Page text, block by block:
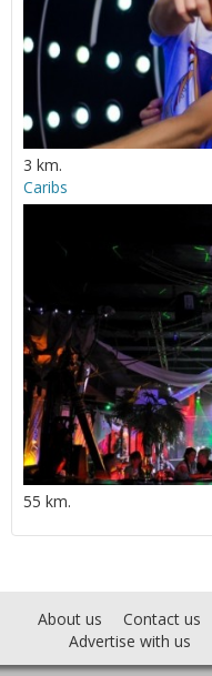
3 km.
Caribs
55 km.
About us Contact us
Advertise with us